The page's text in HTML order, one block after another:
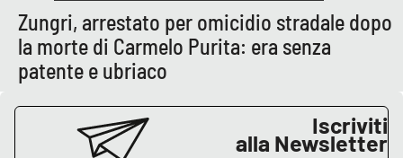
LaC OnAir
Catanzaro
Zungri, arrestato per omicidio stradale dopo
la morte di Carmelo Purita: era senza
patente e ubriaco
Iscriviti
alla Newsletter